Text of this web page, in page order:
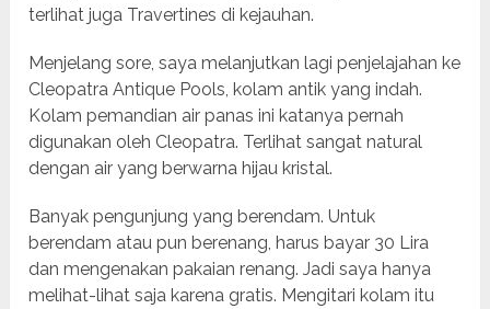
terlihat juga Travertines di kejauhan.
Menjelang sore, saya melanjutkan lagi penjelajahan ke
Cleopatra Antique Pools, kolam antik yang indah.
Kolam pemandian air panas ini katanya pernah
digunakan oleh Cleopatra. Terlihat sangat natural
dengan air yang berwarna hijau kristal.
Banyak pengunjung yang berendam. Untuk
berendam atau pun berenang, harus bayar 30 Lira
dan mengenakan pakaian renang. Jadi saya hanya
melihat-lihat saja karena gratis. Mengitari kolam itu